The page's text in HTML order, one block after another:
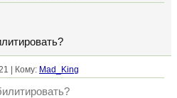
| Кому: Mad_King